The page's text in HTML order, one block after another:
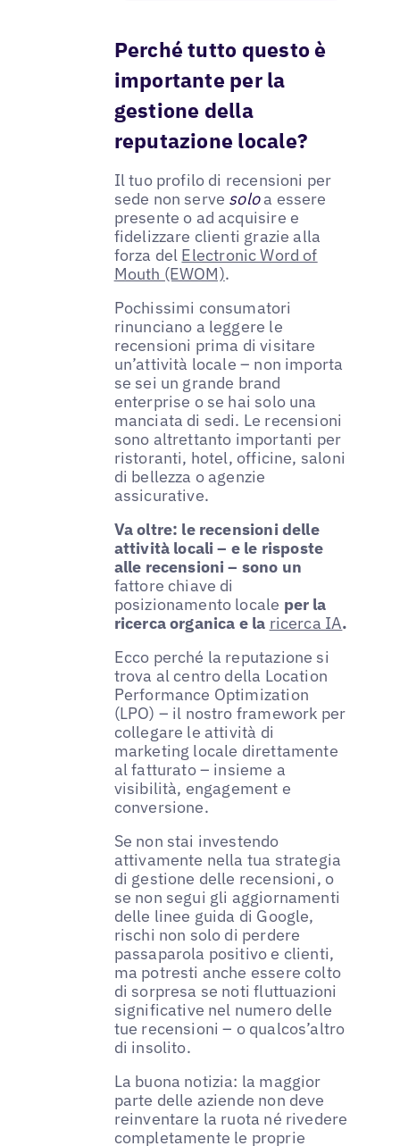
Perché tutto questo è
importante per la
gestione della
reputazione locale?
Il tuo profilo di recensioni per
sede non serve soloa essere
presente o ad acquisire e
fidelizzare clienti grazie alla
forza del Electronic Word of
Mouth (EWOM).
Pochissimi consumatori
rinunciano a leggere le
recensioni prima di visitare
un’attività locale – non importa
se sei un grande brand
enterprise o se hai solo una
manciata di sedi. Le recensioni
sono altrettanto importanti per
ristoranti, hotel, officine, saloni
di bellezza o agenzie
assicurative.
Va oltre: le recensioni delle
attività locali – e le risposte
alle recensioni – sono un
fattore chiave di
posizionamento locale per la
ricerca organica e la ricerca IA.
Ecco perché la reputazione si
trova al centro della Location
Performance Optimization
(LPO) – il nostro framework per
collegare le attività di
marketing locale direttamente
al fatturato – insieme a
visibilità, engagement e
conversione.
Se non stai investendo
attivamente nella tua strategia
di gestione delle recensioni, o
se non segui gli aggiornamenti
delle linee guida di Google,
rischi non solo di perdere
passaparola positivo e clienti,
ma potresti anche essere colto
di sorpresa se noti fluttuazioni
significative nel numero delle
tue recensioni – o qualcos’altro
di insolito.
La buona notizia: la maggior
parte delle aziende non deve
reinventare la ruota né rivedere
completamente le proprie